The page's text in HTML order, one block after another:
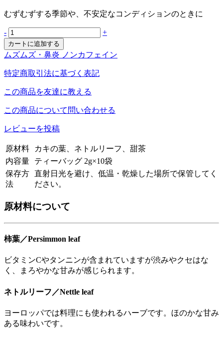
むずむずする季節や、不安定なコンディションのときに
- +
ムズムズ・鼻炎 ノンカフェイン
特定商取引法に基づく表記
この商品を友達に教える
この商品について問い合わせる
レビューを投稿
原材料
カキの葉、ネトルリーフ、甜茶
内容量
ティーバッグ 2g×10袋
保存方
法
直射日光を避け、低温・乾燥した場所で保管してく
ださい。
原材料について
柿葉／Persimmon leaf
ビタミンCやタンニンが含まれていますが渋みやクセはな
く、まろやかな甘みが感じられます。
ネトルリーフ／Nettle leaf
ヨーロッパでは料理にも使われるハーブです。ほのかな甘み
ある味わいです。